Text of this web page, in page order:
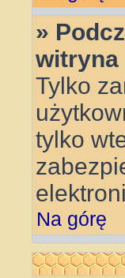
»
witryna
Tylko
tylko
Na górę